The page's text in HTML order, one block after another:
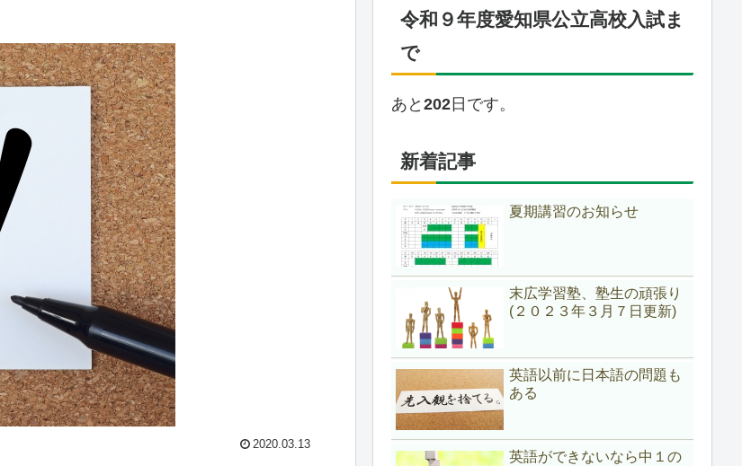
2020.03.13
令和９年度愛知県公立高校入試ま
で
あと 202 日です。
新着記事
夏期講習のお知らせ
末広学習塾、塾生の頑張り
(２０２３年３月７日更新)
英語以前に日本語の問題も
ある
英語ができないなら中１の